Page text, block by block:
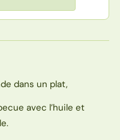
dans un plat,
avec l’huile et